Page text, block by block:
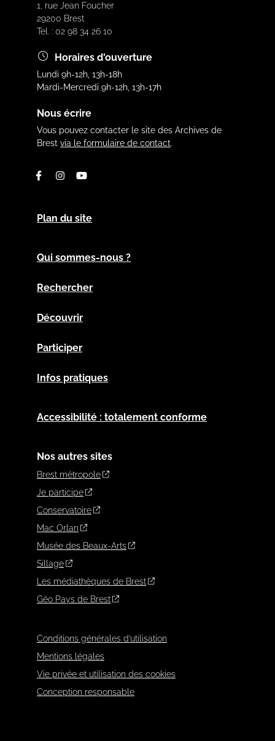
1, rue Jean Foucher
29200 Brest
Tel. : 02 98 34 26 10
Horaires d'ouverture
Lundi 9h-12h, 13h-18h
Mardi-Mercredi 9h-12h, 13h-17h
Nous écrire
Vous pouvez contacter le site des Archives de
Brest via le formulaire de contact.
Facebook
InstagramYoutube
Plan du site
Qui sommes-nous ?
Rechercher
Découvrir
Participer
Infos pratiques
Accessibilité : totalement conforme
Nos autres sites
Brest métropole
Je participe
Conservatoire
Mac Orlan
Musée des Beaux-Arts
Sillage
Les médiathèques de Brest
Géo Pays de Brest
Conditions générales d’utilisation
Mentions légales
Vie privée et utilisation des cookies
Conception responsable